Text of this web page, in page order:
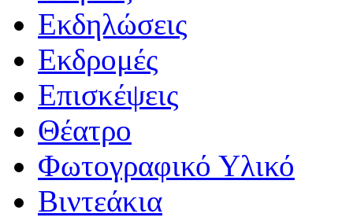
Εκδηλώσεις
Εκδρομές
Επισκέψεις
Θέατρο
Φωτογραφικό Υλικό
Βιντεάκια